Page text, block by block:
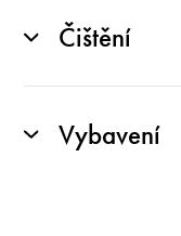
Čištění
Vybavení